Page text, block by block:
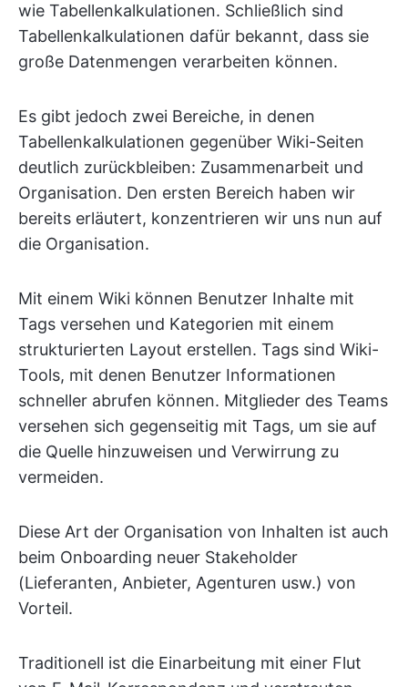
wie Tabellenkalkulationen. Schließlich sind
Tabellenkalkulationen dafür bekannt, dass sie
große Datenmengen verarbeiten können.
Es gibt jedoch zwei Bereiche, in denen
Tabellenkalkulationen gegenüber Wiki-Seiten
deutlich zurückbleiben: Zusammenarbeit und
Organisation. Den ersten Bereich haben wir
bereits erläutert, konzentrieren wir uns nun auf
die Organisation.
Mit einem Wiki können Benutzer Inhalte mit
Tags versehen und Kategorien mit einem
strukturierten Layout erstellen. Tags sind Wiki-
Tools, mit denen Benutzer Informationen
schneller abrufen können. Mitglieder des Teams
versehen sich gegenseitig mit Tags, um sie auf
die Quelle hinzuweisen und Verwirrung zu
vermeiden.
Diese Art der Organisation von Inhalten ist auch
beim Onboarding neuer Stakeholder
(Lieferanten, Anbieter, Agenturen usw.) von
Vorteil.
Traditionell ist die Einarbeitung mit einer Flut